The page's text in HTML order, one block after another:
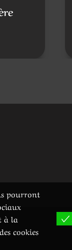
pourront
à la
cookies